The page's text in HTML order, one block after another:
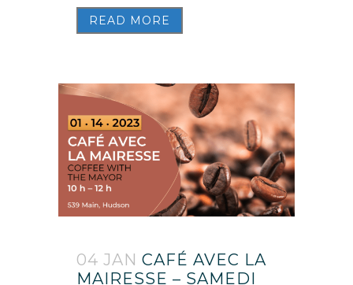
READ MORE
04 JAN CAFÉ AVEC LA
MAIRESSE – SAMEDI